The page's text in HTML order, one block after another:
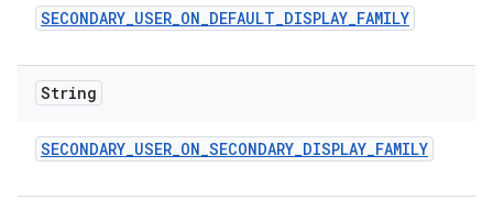
SECONDARY_USER_ON_DEFAULT_DISPLAY_FAMILY
String
SECONDARY_USER_ON_SECONDARY_DISPLAY_FAMILY